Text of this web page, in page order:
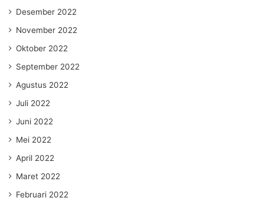
Desember 2022
November 2022
Oktober 2022
September 2022
Agustus 2022
Juli 2022
Juni 2022
Mei 2022
April 2022
Maret 2022
Februari 2022